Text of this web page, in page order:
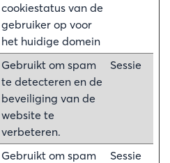
cookiestatus van de
gebruiker op voor
het huidige domein
Gebruikt om spam
te detecteren en de
beveiliging van de
website te
verbeteren.
Sessie
Gebruikt om spam
Sessie